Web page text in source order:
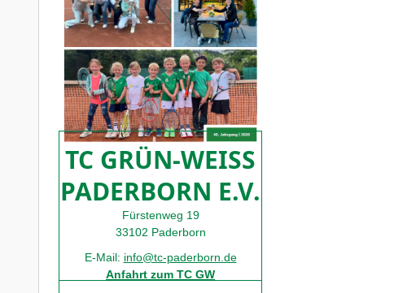
TC GRÜN-WEISS
PADERBORN E.V.
Fürstenweg 19
33102 Paderborn
E-Mail: info@tc-paderborn.de
Anfahrt zum TC GW